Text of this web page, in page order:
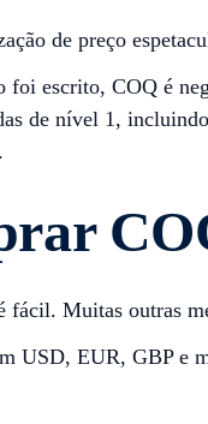
de preço
foi escrito, COQ é
de nível 1,
fácil. Muitas outras
USD, EUR, GBP e